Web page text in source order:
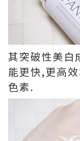
其突破性美白
能更快,更高
色素.